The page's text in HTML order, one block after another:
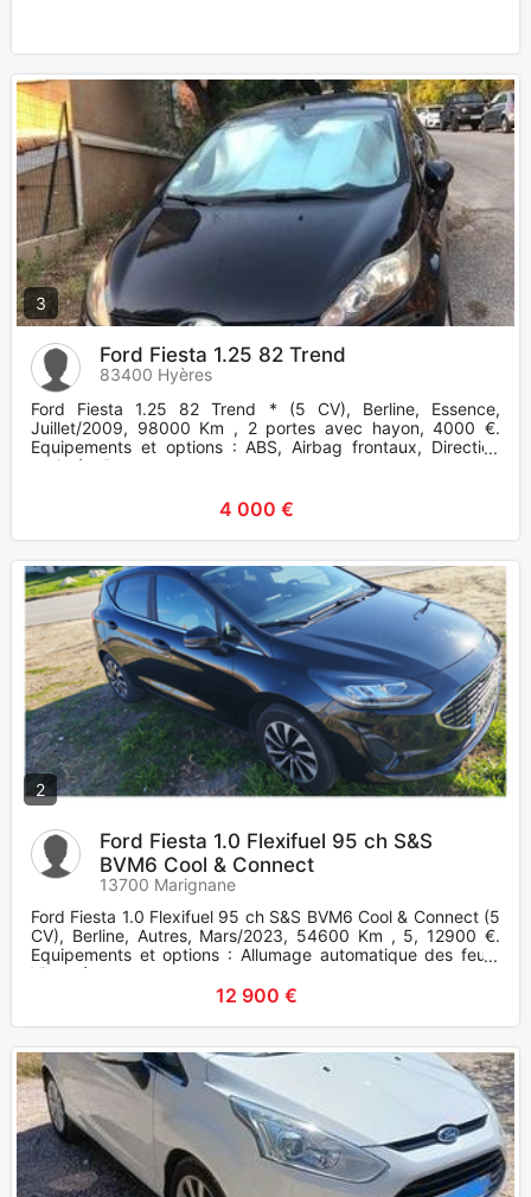
3
Ford Fiesta 1.25 82 Trend
83400 Hyères
Ford Fiesta 1.25 82 Trend * (5 CV), Berline, Essence,
Juillet/2009, 98000 Km , 2 portes avec hayon, 4000 €.
Equipements et options : ABS, Airbag frontaux, Direction
assistée, Banq
4 000 €
2
Ford Fiesta 1.0 Flexifuel 95 ch S&S
BVM6 Cool & Connect
13700 Marignane
Ford Fiesta 1.0 Flexifuel 95 ch S&S BVM6 Cool & Connect (5
CV), Berline, Autres, Mars/2023, 54600 Km , 5, 12900 €.
Equipements et options : Allumage automatique des feux,
Vitres é
12 900 €